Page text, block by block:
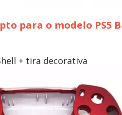
para o modelo PS5
+ tira decorativa